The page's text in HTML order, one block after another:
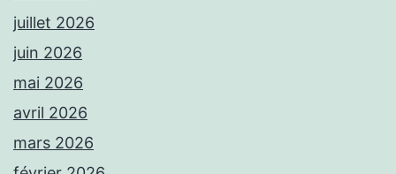
juillet 2026
juin 2026
mai 2026
avril 2026
mars 2026